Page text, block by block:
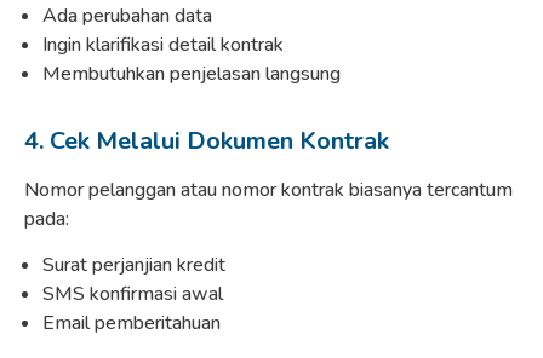
Ada perubahan data
Ingin klarifikasi detail kontrak
Membutuhkan penjelasan langsung
4. Cek Melalui Dokumen Kontrak
Nomor pelanggan atau nomor kontrak biasanya tercantum
pada:
Surat perjanjian kredit
SMS konfirmasi awal
Email pemberitahuan